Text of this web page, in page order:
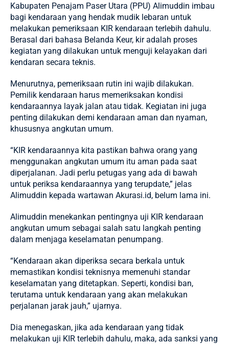
Kabupaten Penajam Paser Utara (PPU) Alimuddin imbau
bagi kendaraan yang hendak mudik lebaran untuk
melakukan pemeriksaan KIR kendaraan terlebih dahulu.
Berasal dari bahasa Belanda Keur, kir adalah proses
kegiatan yang dilakukan untuk menguji kelayakan dari
kendaran secara teknis.
Menurutnya, pemeriksaan rutin ini wajib dilakukan.
Pemilik kendaraan harus memeriksakan kondisi
kendaraannya layak jalan atau tidak. Kegiatan ini juga
penting dilakukan demi kendaraan aman dan nyaman,
khususnya angkutan umum.
“KIR kendaraannya kita pastikan bahwa orang yang
menggunakan angkutan umum itu aman pada saat
diperjalanan. Jadi perlu petugas yang ada di bawah
untuk periksa kendaraannya yang terupdate,” jelas
Alimuddin kepada wartawan Akurasi.id, belum lama ini.
Alimuddin menekankan pentingnya uji KIR kendaraan
angkutan umum sebagai salah satu langkah penting
dalam menjaga keselamatan penumpang.
“Kendaraan akan diperiksa secara berkala untuk
memastikan kondisi teknisnya memenuhi standar
keselamatan yang ditetapkan. Seperti, kondisi ban,
terutama untuk kendaraan yang akan melakukan
perjalanan jarak jauh,” ujarnya.
Dia menegaskan, jika ada kendaraan yang tidak
melakukan uji KIR terlebih dahulu, maka, ada sanksi yang